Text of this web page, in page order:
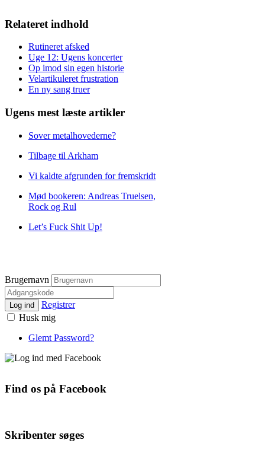
Relateret indhold
Rutineret afsked
Uge 12: Ugens koncerter
Op imod sin egen historie
Velartikuleret frustration
En ny sang truer
Ugens mest læste artikler
Sover metalhovederne?
Tilbage til Arkham
Vi kaldte afgrunden for fremskridt
Mød bookeren: Andreas Truelsen,
Rock og Rul
Let’s Fuck Shit Up!
Brugernavn
Log ind
Registrer
Husk mig
Glemt Password?
Find os på Facebook
Skribenter søges